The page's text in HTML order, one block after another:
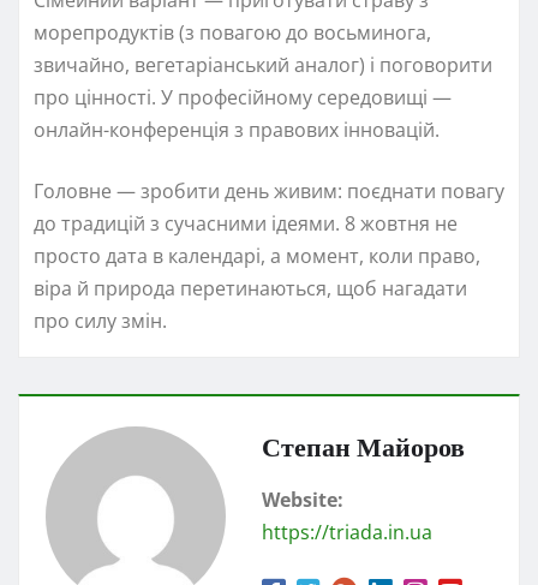
морепродуктів (з повагою до восьминога,
звичайно, вегетаріанський аналог) і поговорити
про цінності. У професійному середовищі —
онлайн-конференція з правових інновацій.
Головне — зробити день живим: поєднати повагу
до традицій з сучасними ідеями. 8 жовтня не
просто дата в календарі, а момент, коли право,
віра й природа перетинаються, щоб нагадати
про силу змін.
Степан Майоров
Website:
https://triada.in.ua